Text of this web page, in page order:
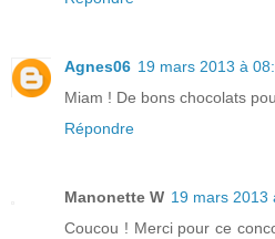
Agnes06 19 mars 2013 à
Miam ! De bons chocolats
Répondre
Manonette W 19 mars 2013
Coucou ! Merci pour ce